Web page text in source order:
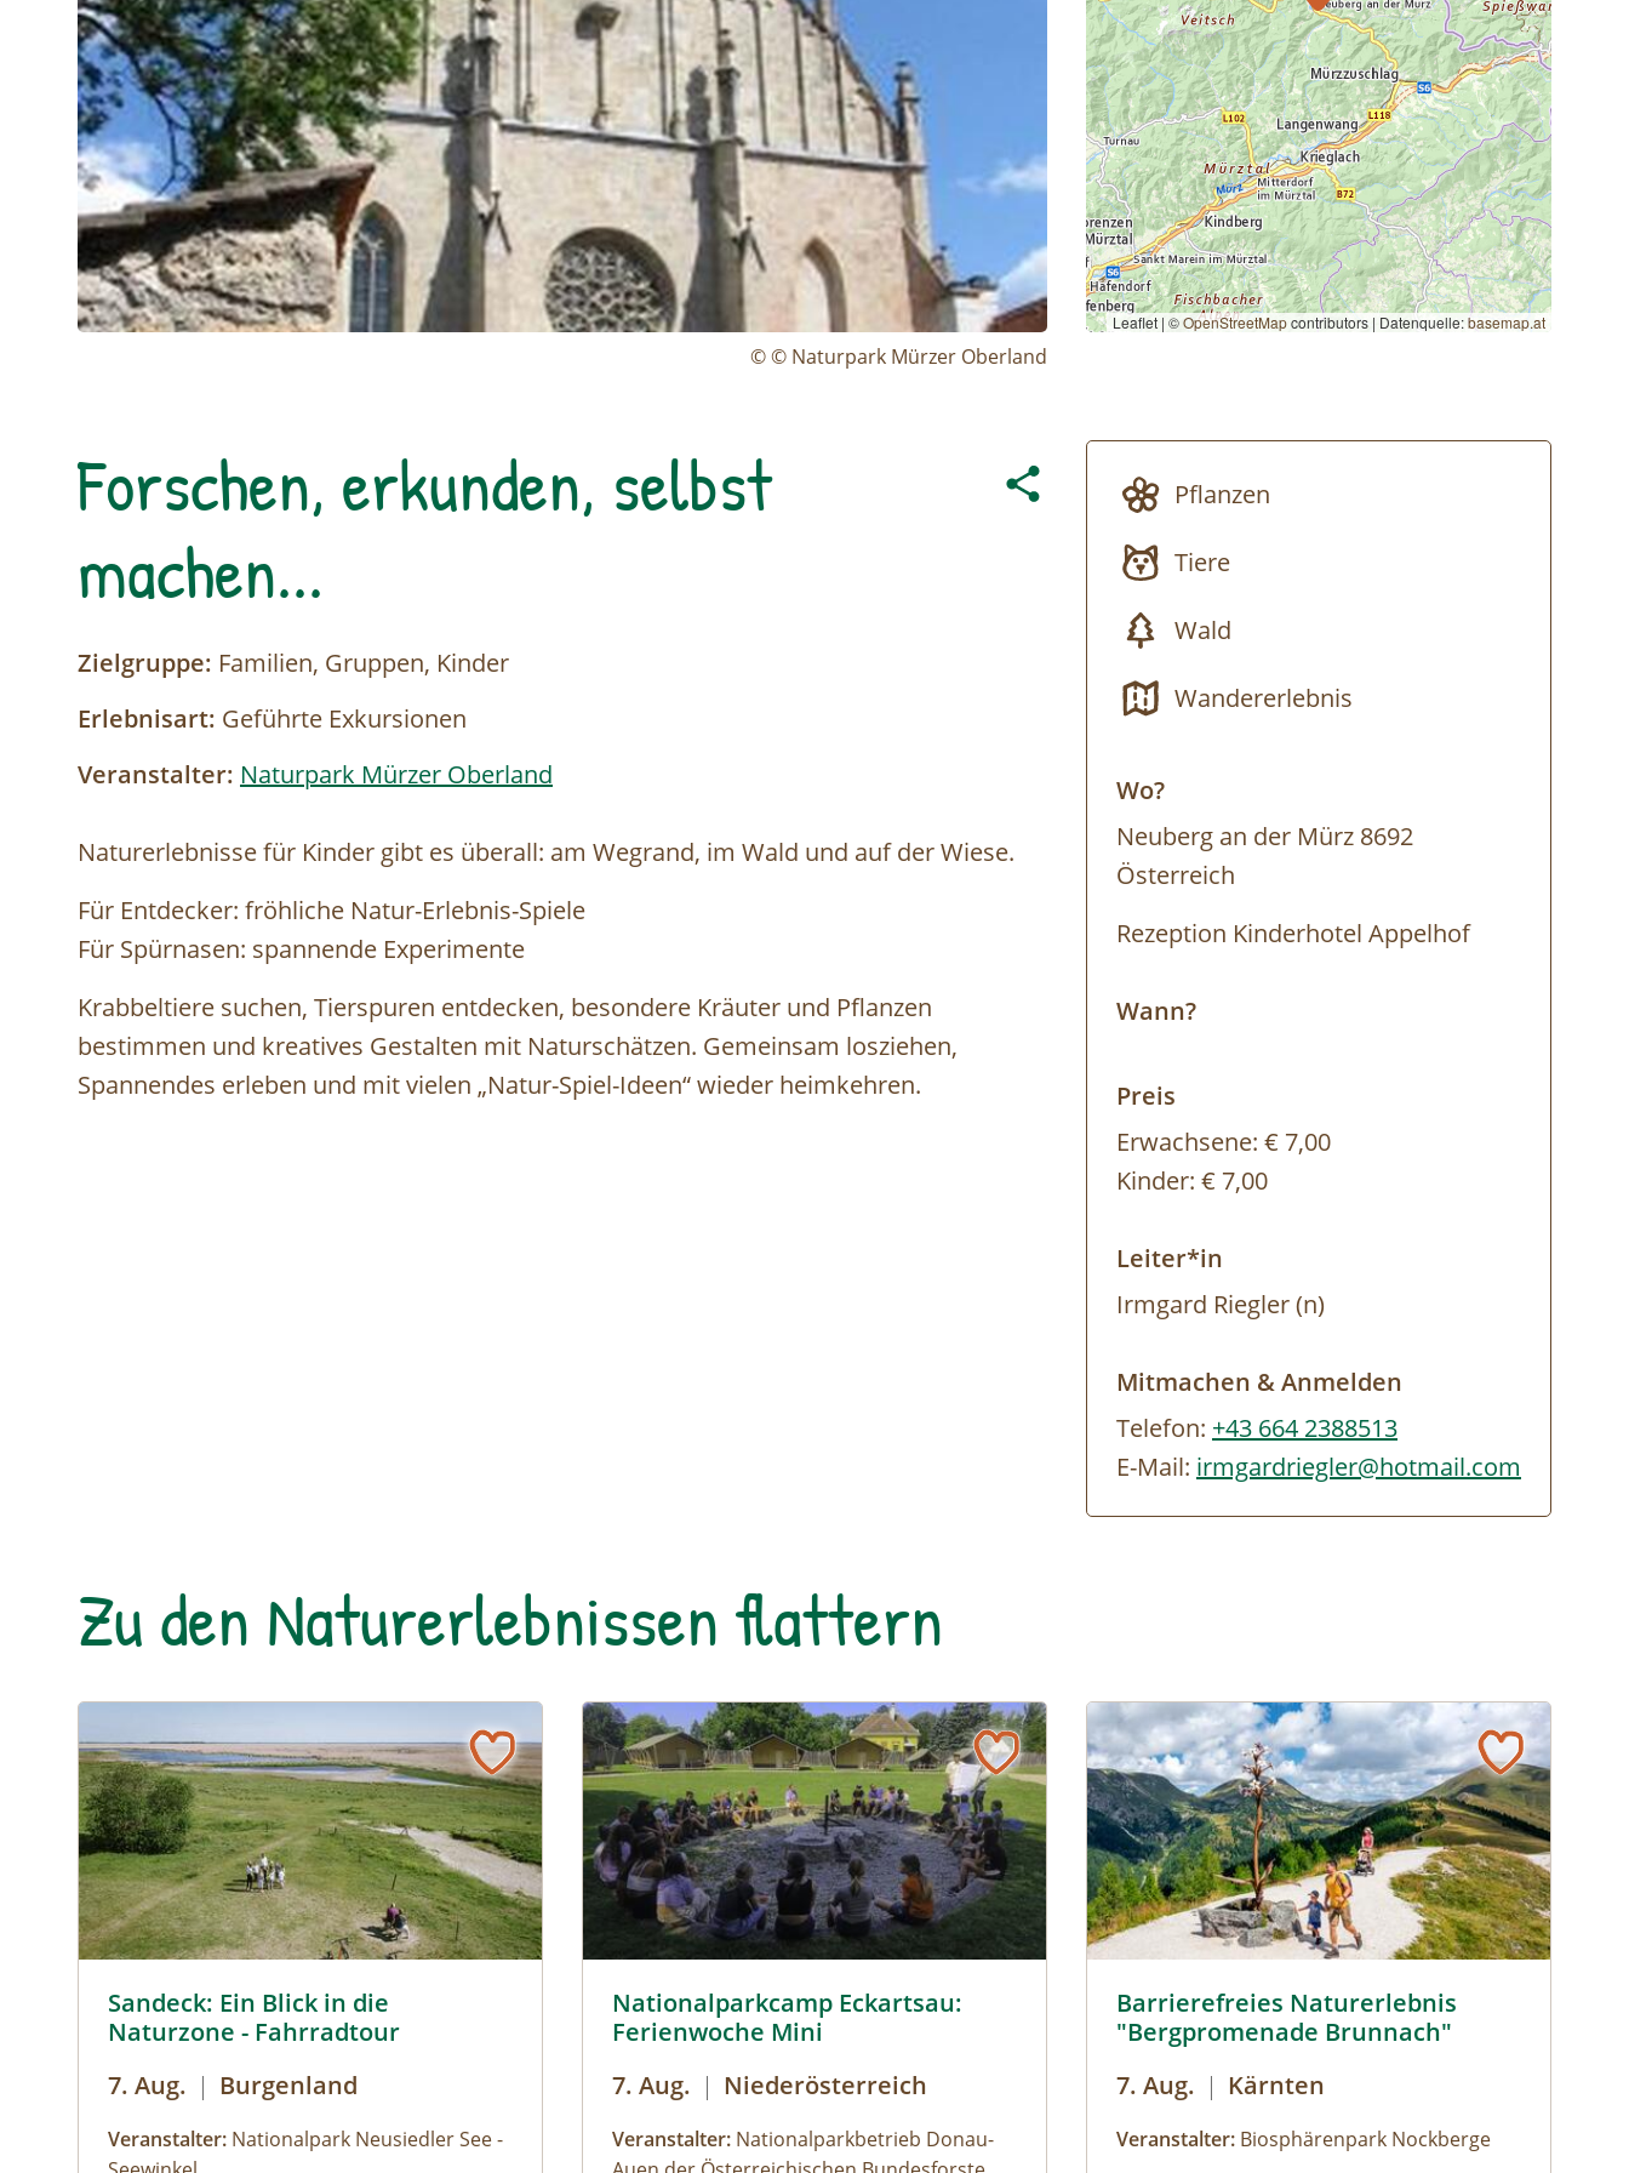
© © Naturpark Mürzer Oberland
Leaflet | ©OpenStreetMapcontributors | Datenquelle:basemap.at
Forschen, erkunden, selbst
machen...
Zielgruppe: Familien, Gruppen, Kinder
Erlebnisart: Geführte Exkursionen
Veranstalter: Naturpark Mürzer Oberland
Naturerlebnisse für Kinder gibt es überall: am Wegrand, im Wald und auf der Wiese.
Für Entdecker: fröhliche Natur-Erlebnis-Spiele
Für Spürnasen: spannende Experimente
Krabbeltiere suchen, Tierspuren entdecken, besondere Kräuter und Pflanzen
bestimmen und kreatives Gestalten mit Naturschätzen. Gemeinsam losziehen,
Spannendes erleben und mit vielen „Natur-Spiel-Ideen“ wieder heimkehren.
Pflanzen
Tiere
Wald
Wandererlebnis
Wo?
Neuberg an der Mürz 8692
Österreich
Rezeption Kinderhotel Appelhof
Wann?
Preis
Erwachsene: € 7,00
Kinder: € 7,00
Leiter*in
Irmgard Riegler (n)
Mitmachen & Anmelden
Telefon: +43 664 2388513
E-Mail: irmgardriegler@hotmail.com
Zu den Naturerlebnissen flattern
Sandeck: Ein Blick in die
Naturzone - Fahrradtour
7. Aug. | Burgenland
Veranstalter: Nationalpark Neusiedler See -
Nationalparkcamp Eckartsau:
Ferienwoche Mini
7. Aug. | Niederösterreich
Veranstalter: Nationalparkbetrieb Donau-
Barrierefreies Naturerlebnis
"Bergpromenade Brunnach"
7. Aug. | Kärnten
Veranstalter: Biosphärenpark Nockberge